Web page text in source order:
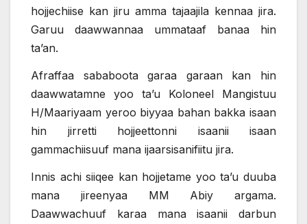
hojjechiise kan jiru amma tajaajila kennaa jira.
Garuu daawwannaa ummataaf banaa hin
ta’an.
Afraffaa sababoota garaa garaan kan hin
daawwatamne yoo ta’u Koloneel Mangistuu
H/Maariyaam yeroo biyyaa bahan bakka isaan
hin jirretti hojjeettonni isaanii isaan
gammachiisuuf mana ijaarsisanifiitu jira.
Innis achi siiqee kan hojjetame yoo ta’u duuba
mana jireenyaa MM Abiy argama.
Daawwachuuf karaa mana isaanii darbun